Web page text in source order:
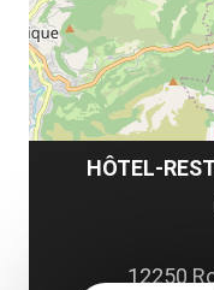
HÔTEL-
12250